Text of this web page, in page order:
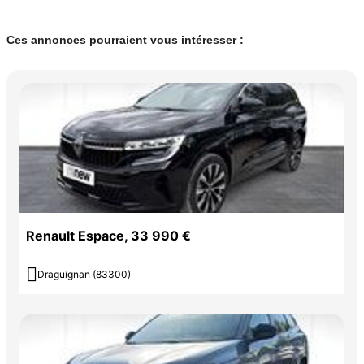
Ces annonces pourraient vous intéresser :
Renault Espace, 33 990 €
 Draguignan (83300)